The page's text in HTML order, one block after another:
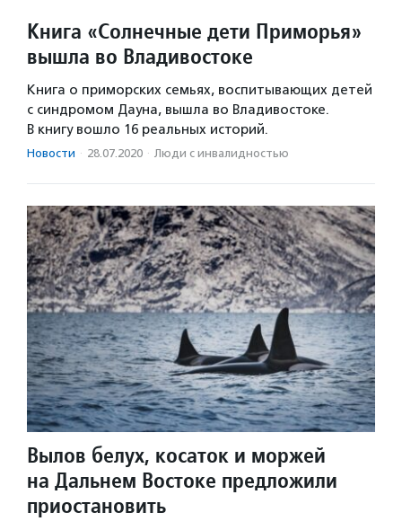
Книга «Солнечные дети Приморья»
вышла во Владивостоке
Книга о приморских семьях, воспитывающих детей
с синдромом Дауна, вышла во Владивостоке.
В книгу вошло 16 реальных историй.
Новости · 28.07.2020 · Люди с инвалидностью
Вылов белух, косаток и моржей
на Дальнем Востоке предложили
приостановить